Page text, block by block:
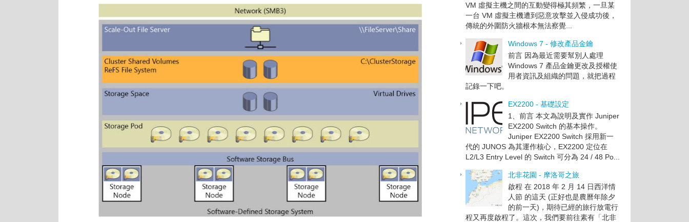
VM 虛擬主機之間的互動變得極其頻繁，一旦某
一台 VM 虛擬主機遭到惡意攻擊並入侵成功後，
傳統的外圍防火牆根本無法察覺...
Windows 7 - 修改產品金鑰
前言 因為最近需要幫別人處理
Windows 7 產品金鑰更改及授權使
用者資訊及組織的問題，就把過程
記錄一下吧。
EX2200 - 基礎設定
1、前言 本文為說明及實作 Juniper
EX2200 Switch 的基本操作。
Juniper EX2200 Switch 採用新一
代的 JUNOS 為其運作核心，EX2200 定位在
L2/L3 Entry Level 的 Switch 可分為 24 / 48 Po...
北非花園 - 摩洛哥之旅
啟程 在 2018 年 2 月 14 日西洋情
人節 的這天 (正好也是農曆年除夕
的前一天)，期待已經的旅行放電行
程又再度啟程了。這次，我們要前往素有「北非